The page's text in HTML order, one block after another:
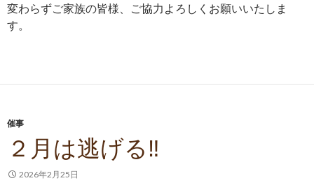
変わらずご家族の皆様、ご協力よろしくお願いいたしま
す。
催事
２月は逃げる‼
2026年2月25日